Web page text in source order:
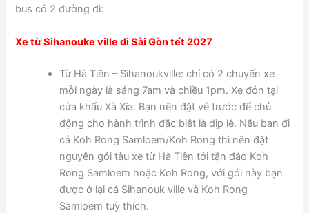
bus có 2 đường đi:
Xe từ Sihanouke ville đi Sài Gòn tết 2027
Từ Hà Tiên – Sihanoukville: chỉ có 2 chuyến xe
mỗi ngày là sáng 7am và chiều 1pm. Xe đón tại
cửa khẩu Xà Xía. Bạn nên đặt vé trước để chủ
động cho hành trình đặc biệt là dịp lễ. Nếu bạn đi
cả Koh Rong Samloem/Koh Rong thì nên đặt
nguyên gói tàu xe từ Hà Tiên tới tận đảo Koh
Rong Samloem hoặc Koh Rong, với gói này bạn
được ở lại cả Sihanouk ville và Koh Rong
Samloem tuỳ thích.